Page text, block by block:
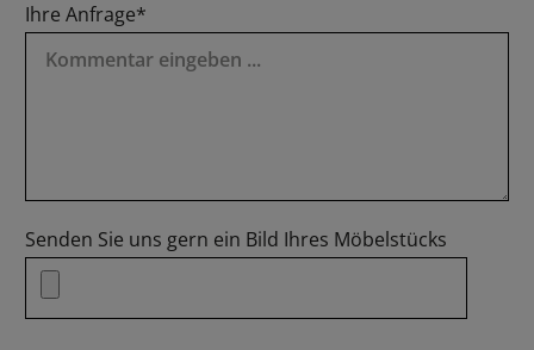
Ihre Anfrage*
Senden Sie uns gern ein Bild Ihres Möbelstücks